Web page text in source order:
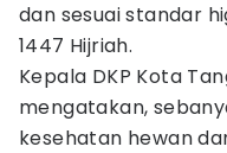
dan sesuai standar
1447 Hijriah.
Kepala DKP Kota
mengatakan,
kesehatan hewan